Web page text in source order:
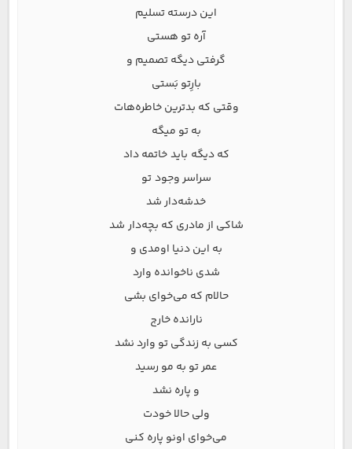
این درسته تسلیم
آره تو هستی
گرفتی دیگه تصمیم و
بارِتو بَستی
وقتی که بدترین خاطره‌هات
به تو میگه
که دیگه باید خاتمه داد
سراسر وجود تو
خدشه‌دار شد
شاکی از مادری که بچه‌دار شد
به این دنیا اومدی و
شدی ناخوانده وارد
حالام که می‌خوای بشی
نارانده خارج
کسی به زندگی تو وارد نشد
عمر تو به مو رسید
و پاره نشد
ولی حالا خودت
می‌خوای اونو پاره کنی